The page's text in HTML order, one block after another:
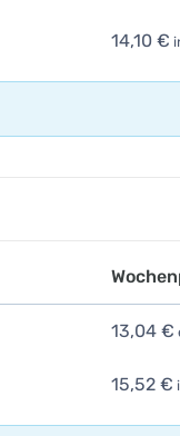
14,10 €
13,04 €
15,52 €